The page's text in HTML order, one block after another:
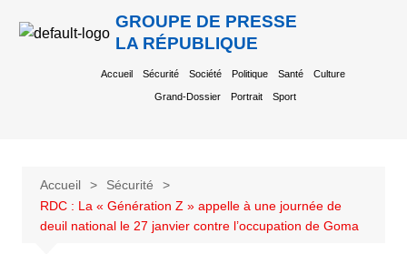
GROUPE DE PRESSE
LA RÉPUBLIQUE
Accueil Sécurité Société Politique Santé Culture
Grand-Dossier Portrait Sport
Accueil
Sécurité
RDC : La « Génération Z » appelle à une journée de
deuil national le 27 janvier contre l’occupation de Goma